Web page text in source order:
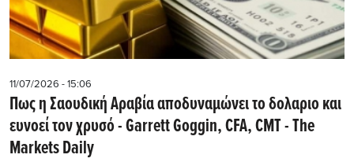
11/07/2026 - 15:06
Πως η Σαουδική Αραβία αποδυναμώνει το δολαριο και
ευνοεί τον χρυσό - Garrett Goggin, CFA, CMT - The
Markets Daily